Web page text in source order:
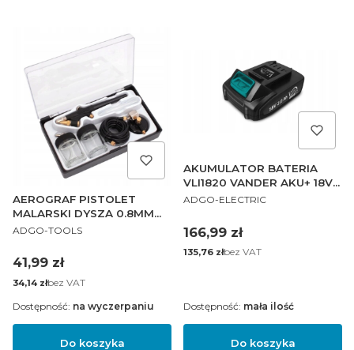
AEROGRAF PISTOLET
MALARSKI DYSZA 0.8MM
ZB 2X 21ML
PRODUCENT
ADGO-TOOLS
Cena
41,99 zł
Cena
34,14 złbez VAT
Do koszyka
Dostępność: na wyczerpaniu
AKUMULATOR BATERIA
VLI1820 VANDER AKU+ 18V
2.0AH
PRODUCENT
ADGO-ELECTRIC
Cena
166,99 zł
Cena
135,76 złbez VAT
Do koszyka
Dostępność: mała ilość